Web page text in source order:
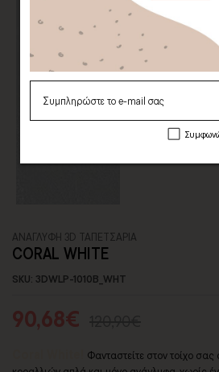
ΑΝΑΓΛΥΦΗ 3D ΤΑΠΕΤΣΑΡΙΑ
CORAL WHITE
SKU: 3DWLP-1010B_WHT
90,68€
Φανταστείτε στον τοίχο